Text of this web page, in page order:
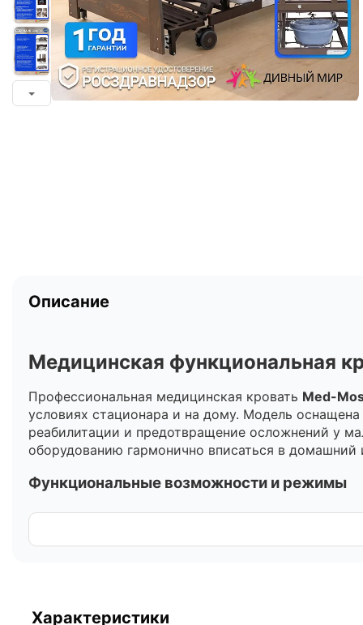
Описание
Медицинская функциональная
Профессиональная медицинская кровать Med-
условиях стационара и на дому. Модель
реабилитации и предотвращение осложнений у
оборудованию гармонично вписаться в
Функциональные возможности и режимы
Кровать обладает расширенным арсеналом
Боковое переворачивание:позволяет
Интегрированное туалетное устройство:
Характеристики